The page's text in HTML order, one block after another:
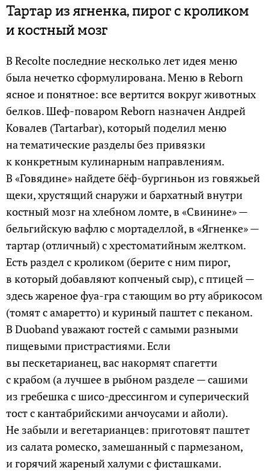
Тартар из ягненка, пирог с кроликом
и костный мозг
В Recolte последние несколько лет идея меню
была нечетко сформулирована. Меню в Reborn
ясное и понятное: все вертится вокруг животных
белков. Шеф-поваром Reborn назначен Андрей
Ковалев (Tartarbar), который поделил меню
на тематические разделы без привязки
к конкретным кулинарным направлениям.
В «Говядине» найдете бёф-бургиньон из говяжьей
щеки, хрустящий снаружи и бархатный внутри
костный мозг на хлебном ломте, в «Свинине» —
бельгийскую вафлю с мортаделлой, в «Ягненке» —
тартар (отличный) с хрестоматийным желтком.
Есть раздел с кроликом (берите с ним пирог,
в который добавляют копченый сыр), с птицей —
здесь жареное фуа-гра с тающим во рту абрикосом
(томят с амаретто) и куриный паштет с пеканом.
В Duoband уважают гостей с самыми разными
пищевыми пристрастиями. Если
вы пескетарианец, вас накормят спагетти
с крабом (а лучшее в рыбном разделе — сашими
из гребешка с шисо-дрессингом и суперический
тост с кантабрийскими анчоусами и айоли).
Не забыли и вегетарианцев: приготовят паштет
из салата ромеско, замешанный с пармезаном,
и горячий жареный халуми с фисташками.